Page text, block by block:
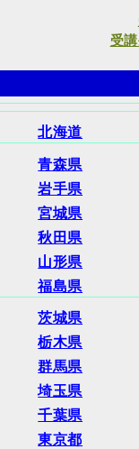
受
北海道
青森県
岩手県
宮城県
秋田県
山形県
福島県
茨城県
栃木県
群馬県
埼玉県
千葉県
東京都